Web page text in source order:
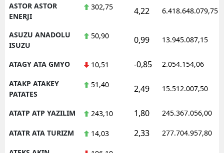
ASTOR ASTOR
ENERJI
302,75 4,22 6.418.648.079,75
ASUZU ANADOLU
ISUZU
50,90 0,99 13.945.087,15
ATAGY ATA GMYO 10,51 -0,85 2.054.154,06
ATAKP ATAKEY
PATATES
51,40 2,49 15.512.007,50
ATATP ATP YAZILIM 243,10 1,80 245.367.056,00
ATATR ATA TURIZM 14,03 2,33 277.704.957,80